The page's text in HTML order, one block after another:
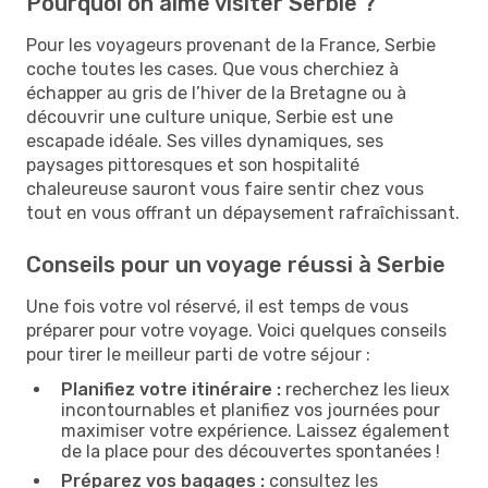
Pour les voyageurs provenant de la France, Serbie
coche toutes les cases. Que vous cherchiez à
échapper au gris de l’hiver de la Bretagne ou à
découvrir une culture unique, Serbie est une
escapade idéale. Ses villes dynamiques, ses
paysages pittoresques et son hospitalité
chaleureuse sauront vous faire sentir chez vous
tout en vous offrant un dépaysement rafraîchissant.
Conseils pour un voyage réussi à Serbie
Une fois votre vol réservé, il est temps de vous
préparer pour votre voyage. Voici quelques conseils
pour tirer le meilleur parti de votre séjour :
Planifiez votre itinéraire : recherchez les lieux
incontournables et planifiez vos journées pour
maximiser votre expérience. Laissez également
de la place pour des découvertes spontanées !
Préparez vos bagages : consultez les